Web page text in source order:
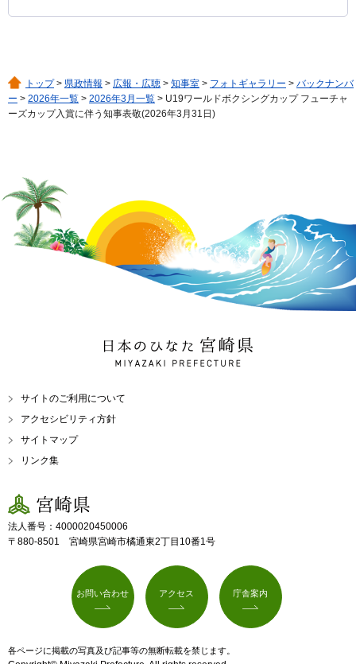
トップ> 県政情報 > 広報・広聴 > 知事室 > フォトギャラリー > バックナンバ
ー > 2026年一覧 > 2026年3月一覧 > U19ワールドボクシングカップ フューチャ
ーズカップ入賞に伴う知事表敬(2026年3月31日)
日本のひなた 宮崎県
MIYAZAKI PREFECTURE
サイトのご利用について
アクセシビリティ方針
サイトマップ
リンク集
宮崎県
法人番号：4000020450006
〒880-8501 宮崎県宮崎市橘通東2丁目10番1号
お問い合わせ アクセス 庁舎案内
各ページに掲載の写真及び記事等の無断転載を禁じます。